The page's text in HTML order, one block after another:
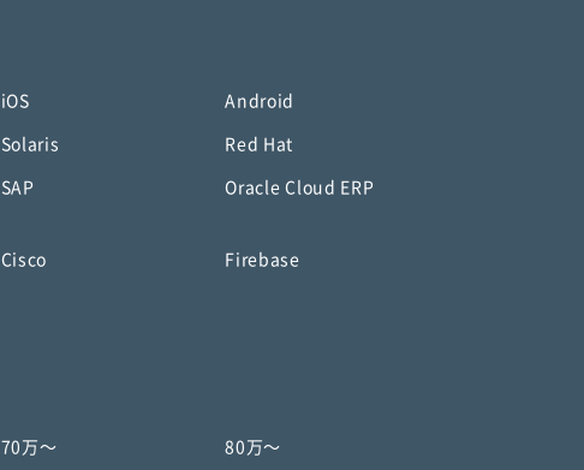
iOS Android
Solaris Red Hat
SAP Oracle Cloud ERP
Cisco Firebase
70万〜 80万〜